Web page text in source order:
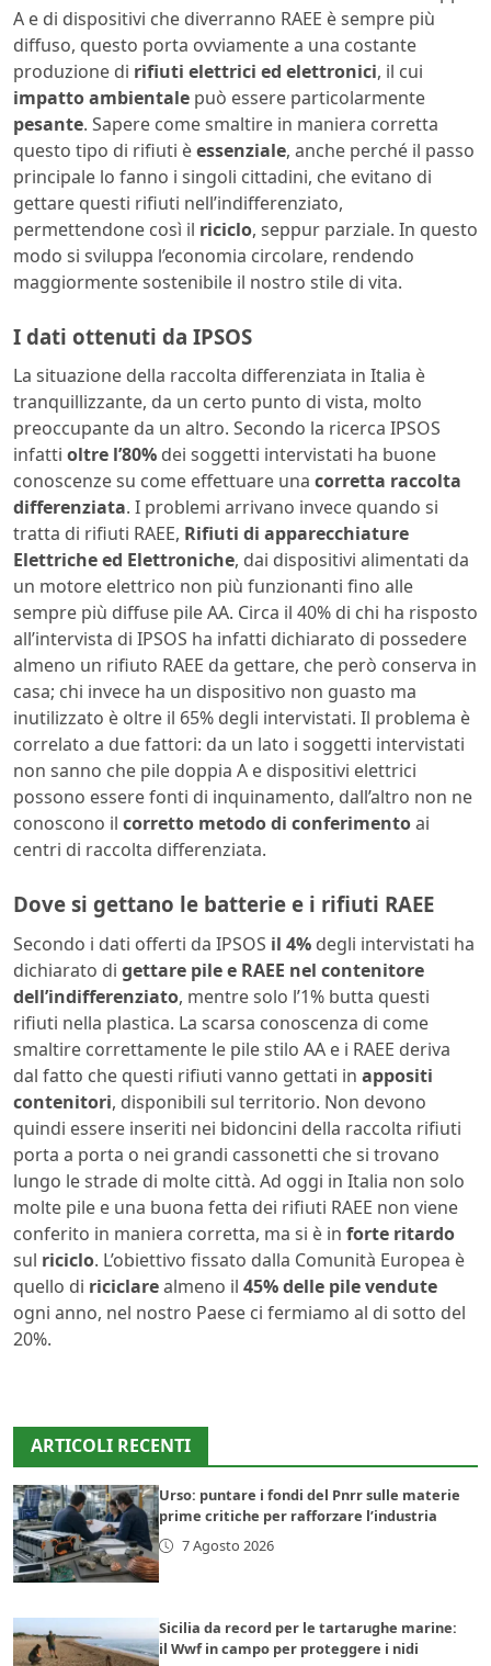
A e di dispositivi che diverranno RAEE è sempre più
diffuso, questo porta ovviamente a una costante
produzione di rifiuti elettrici ed elettronici, il cui
impatto ambientale può essere particolarmente
pesante. Sapere come smaltire in maniera corretta
questo tipo di rifiuti èessenziale, anche perché il passo
principale lo fanno i singoli cittadini, che evitano di
gettare questi rifiuti nell’indifferenziato,
permettendone così il riciclo, seppur parziale. In questo
modo si sviluppa l’economia circolare, rendendo
maggiormente sostenibile il nostro stile di vita.
I dati ottenuti da IPSOS
La situazione della raccolta differenziata in Italia è
tranquillizzante, da un certo punto di vista, molto
preoccupante da un altro. Secondo la ricerca IPSOS
infatti oltre l’80% dei soggetti intervistati ha buone
conoscenze su come effettuare una corretta raccolta
differenziata. I problemi arrivano invece quando si
tratta di rifiuti RAEE, Rifiuti di apparecchiature
Elettriche ed Elettroniche, dai dispositivi alimentati da
un motore elettrico non più funzionanti fino alle
sempre più diffuse pile AA. Circa il 40% di chi ha risposto
all’intervista di IPSOS ha infatti dichiarato di possedere
almeno un rifiuto RAEE da gettare, che però conserva in
casa; chi invece ha un dispositivo non guasto ma
inutilizzato è oltre il 65% degli intervistati. Il problema è
correlato a due fattori: da un lato i soggetti intervistati
non sanno che pile doppia A e dispositivi elettrici
possono essere fonti di inquinamento, dall’altro non ne
conoscono il corretto metododi conferimentoai
centri di raccolta differenziata.
Dove si gettano le batterie e i rifiuti RAEE
Secondo i dati offerti da IPSOS il 4% degli intervistati ha
dichiarato di gettare pile e RAEE nel contenitore
dell’indifferenziato, mentre solo l’1% butta questi
rifiuti nella plastica. La scarsa conoscenza di come
smaltire correttamente le pile stilo AA e i RAEE deriva
dal fatto che questi rifiuti vanno gettati in appositi
contenitori, disponibili sul territorio. Non devono
quindi essere inseriti nei bidoncini della raccolta rifiuti
porta a porta o nei grandi cassonetti che si trovano
lungo le strade di molte città. Ad oggi in Italia non solo
molte pile e una buona fetta dei rifiuti RAEE non viene
conferito in maniera corretta, ma si è in forte ritardo
sul riciclo. L’obiettivo fissato dalla Comunità Europea è
quello di riciclarealmeno il 45% delle pile vendute
ogni anno, nel nostro Paese ci fermiamo al di sotto del
20%.
ARTICOLI RECENTI
Urso: puntare i fondi del Pnrr sulle materie
prime critiche per rafforzare l’industria
7 Agosto 2026
Sicilia da record per le tartarughe marine:
il Wwf in campo per proteggere i nidi